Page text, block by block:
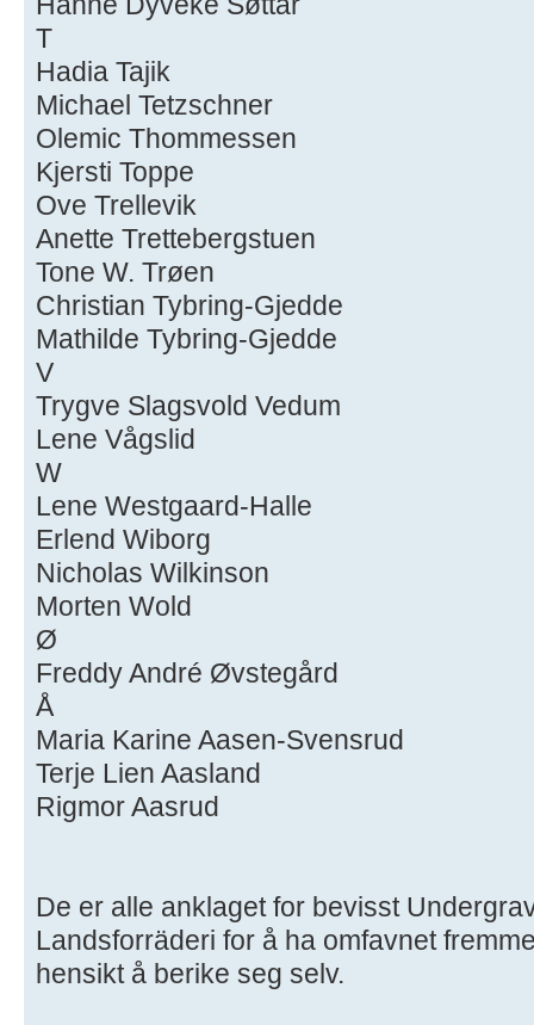
T
Hadia Tajik
Michael Tetzschner
Olemic Thommessen
Kjersti Toppe
Ove Trellevik
Anette Trettebergstuen
Tone W. Trøen
Christian Tybring-Gjedde
Mathilde Tybring-Gjedde
V
Trygve Slagsvold Vedum
Lene Vågslid
W
Lene Westgaard-Halle
Erlend Wiborg
Nicholas Wilkinson
Morten Wold
Ø
Freddy André Øvstegård
Å
Maria Karine Aasen-Svensrud
Terje Lien Aasland
Rigmor Aasrud
De er alle anklaget for bevisst
Landsforräderi for å ha omfavnet
hensikt å berike seg selv.